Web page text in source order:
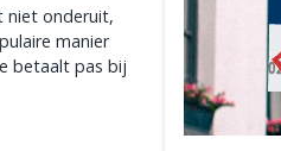
niet onderuit,
manier
betaalt pas bij